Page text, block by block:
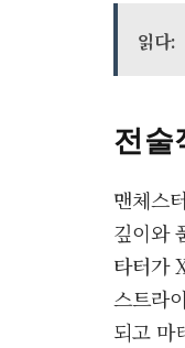
읽다:
전술
맨체스
깊이와
타터가
스트라
되고 마